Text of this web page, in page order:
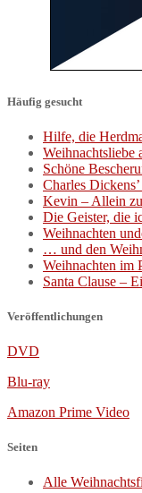
Häufig gesucht
Hilfe, die
Weihnachtsliebe
Schöne
Charles
Kevin – Allein
Die Geister, die
Weihnachten
… und den
Weihnachten im
Santa Clause –
Veröffentlichungen
DVD
Blu-ray
Amazon Prime Video
Seiten
Alle